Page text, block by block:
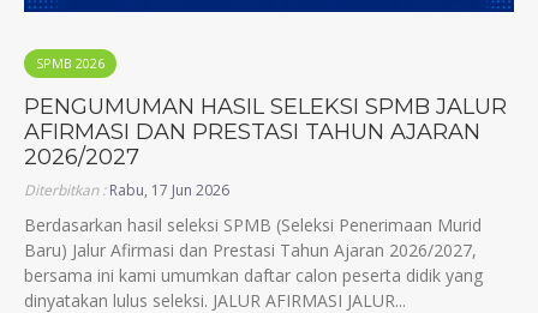
SPMB 2026
PENGUMUMAN HASIL SELEKSI SPMB JALUR
AFIRMASI DAN PRESTASI TAHUN AJARAN
2026/2027
Diterbitkan :Rabu, 17 Jun 2026
Berdasarkan hasil seleksi SPMB (Seleksi Penerimaan Murid
Baru) Jalur Afirmasi dan Prestasi Tahun Ajaran 2026/2027,
bersama ini kami umumkan daftar calon peserta didik yang
dinyatakan lulus seleksi. JALUR AFIRMASI JALUR...